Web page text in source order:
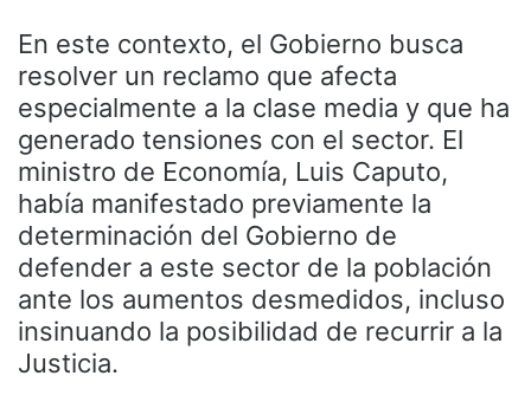
En este contexto, el Gobierno busca
resolver un reclamo que afecta
especialmente a la clase media y que ha
generado tensiones con el sector. El
ministro de Economía, Luis Caputo,
había manifestado previamente la
determinación del Gobierno de
defender a este sector de la población
ante los aumentos desmedidos, incluso
insinuando la posibilidad de recurrir a la
Justicia.